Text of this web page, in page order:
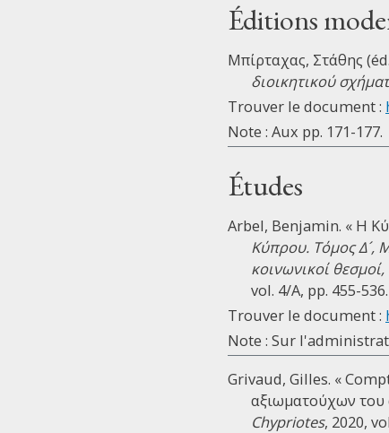
Éditions
Μπίρταχας, Στάθης
διοικητικού
Trouver le document :
Note : Aux pp. 171-177.
Études
Arbel, Benjamin. « H
Κύπρου. Τόμος Δ´,
κοινωνικοί
vol. 4/A, pp. 455-536.
Trouver le document :
Note : Sur
Grivaud, Gilles. «
αξιωματούχων του
Chypriotes, 2020,